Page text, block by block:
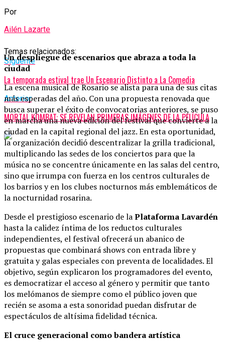
Temas relacionados:
Siguente
La temporada estival trae Un Escenario Distinto a La Comedia
Anterior
MORTAL KOMBAT: SE REVELAN PRIMERAS IMÁGENES DE LA PELÍCULA
Por
Ailén Lazarte
Un despliegue de escenarios que abraza a toda la
ciudad
La escena musical de Rosario se alista para una de sus citas
más esperadas del año. Con una propuesta renovada que
busca superar el éxito de convocatorias anteriores, se puso
en marcha una nueva edición del festival que convierte a la
ciudad en la capital regional del jazz. En esta oportunidad,
la organización decidió descentralizar la grilla tradicional,
multiplicando las sedes de los conciertos para que la
música no se concentre únicamente en las salas del centro,
sino que irrumpa con fuerza en los centros culturales de
los barrios y en los clubes nocturnos más emblemáticos de
la nocturnidad rosarina.
Desde el prestigioso escenario de laPlataforma Lavardén
hasta la calidez íntima de los reductos culturales
independientes, el festival ofrecerá un abanico de
propuestas que combinará shows con entrada libre y
gratuita y galas especiales con preventa de localidades. El
objetivo, según explicaron los programadores del evento,
es democratizar el acceso al género y permitir que tanto
los melómanos de siempre como el público joven que
recién se asoma a esta sonoridad puedan disfrutar de
espectáculos de altísima fidelidad técnica.
El cruce generacional como bandera artística